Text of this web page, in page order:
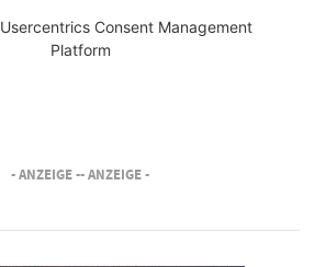
Usercentrics Consent Management
Platform
- ANZEIGE -- ANZEIGE -